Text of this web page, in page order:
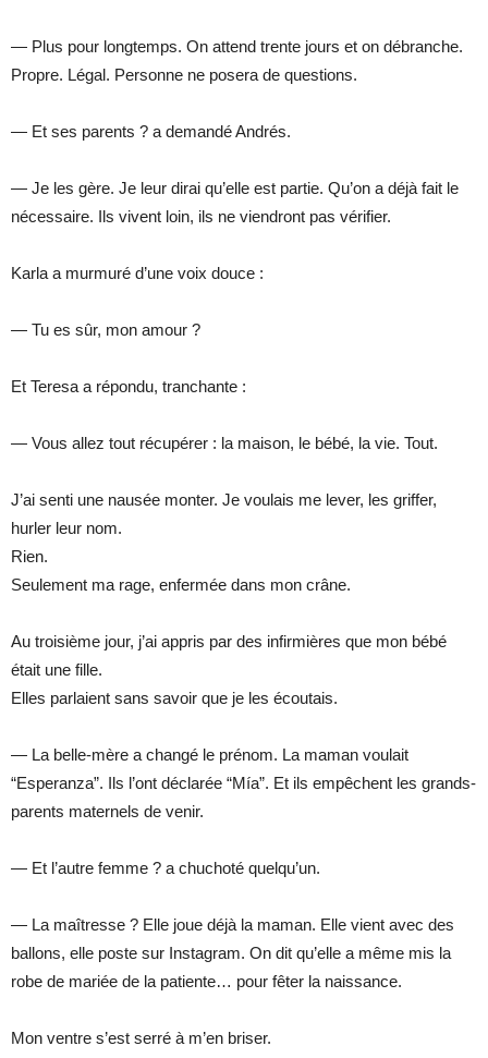
— Plus pour longtemps. On attend trente jours et on débranche.
Propre. Légal. Personne ne posera de questions.
— Et ses parents ? a demandé Andrés.
— Je les gère. Je leur dirai qu’elle est partie. Qu’on a déjà fait le
nécessaire. Ils vivent loin, ils ne viendront pas vérifier.
Karla a murmuré d’une voix douce :
— Tu es sûr, mon amour ?
Et Teresa a répondu, tranchante :
— Vous allez tout récupérer : la maison, le bébé, la vie. Tout.
J’ai senti une nausée monter. Je voulais me lever, les griffer,
hurler leur nom.
Rien.
Seulement ma rage, enfermée dans mon crâne.
Au troisième jour, j’ai appris par des infirmières que mon bébé
était une fille.
Elles parlaient sans savoir que je les écoutais.
— La belle-mère a changé le prénom. La maman voulait
“Esperanza”. Ils l’ont déclarée “Mía”. Et ils empêchent les grands-
parents maternels de venir.
— Et l’autre femme ? a chuchoté quelqu’un.
— La maîtresse ? Elle joue déjà la maman. Elle vient avec des
ballons, elle poste sur Instagram. On dit qu’elle a même mis la
robe de mariée de la patiente… pour fêter la naissance.
Mon ventre s’est serré à m’en briser.